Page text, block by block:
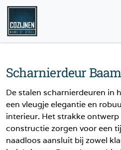
Scharnierdeur
De stalen scharnierdeuren in
een vleugje elegantie en
interieur. Het strakke
constructie zorgen voor een
naadloos aansluit bij zowel